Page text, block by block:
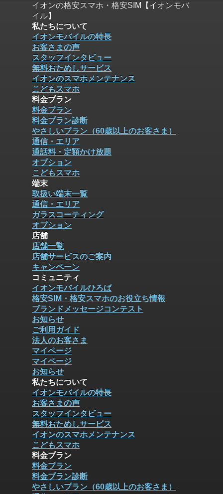
イオンの格安スマホ・格安SIM【イオンモバ
イル】
私たちについて
イオンモバイルの特長
お客さまの声
スタッフインタビュー
無料おためしサービス
イオンのスマホメンテナンス
こどもスマホ
料金プラン
料金プラン
料金プラン診断
やさしいプラン（60歳以上のお客さま）
通信・エリア
通話料・定額かけ放題
オプション
こどもスマホ
端末
取扱い端末一覧
通信・エリア
ガラスコーティング
オプション
店舗
店舗一覧
店舗サービスのご案内
キャンペーン
コミュニティ
イオンモバイルひろば
格安SIM・格安スマホのお役立ち情報
ブランドメッセージコンテスト
お知らせ
ご利用ガイド
法人のお客さま
マイページ
マイページ
お知らせ
私たちについて
イオンモバイルの特長
お客さまの声
スタッフインタビュー
無料おためしサービス
イオンのスマホメンテナンス
こどもスマホ
料金プラン
料金プラン
料金プラン診断
やさしいプラン（60歳以上のお客さま）